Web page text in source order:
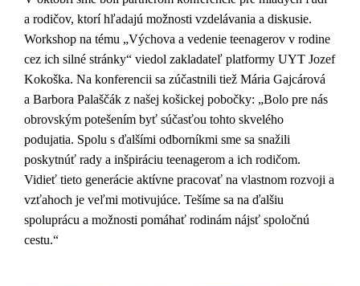
a rodičov, ktorí hľadajú možnosti vzdelávania a diskusie.
Workshop na tému „Výchova a vedenie teenagerov v rodine
cez ich silné stránky“ viedol zakladateľ platformy UYT Jozef
Kokoška. Na konferencii sa zúčastnili tiež Mária Gajcárová
a Barbora Palaščák z našej košickej pobočky: „Bolo pre nás
obrovským potešením byť súčasťou tohto skvelého
podujatia. Spolu s ďalšími odborníkmi sme sa snažili
poskytnúť rady a inšpiráciu teenagerom a ich rodičom.
Vidieť tieto generácie aktívne pracovať na vlastnom rozvoji a
vzťahoch je veľmi motivujúce. Tešíme sa na ďalšiu
spoluprácu a možnosti pomáhať rodinám nájsť spoločnú
cestu.“